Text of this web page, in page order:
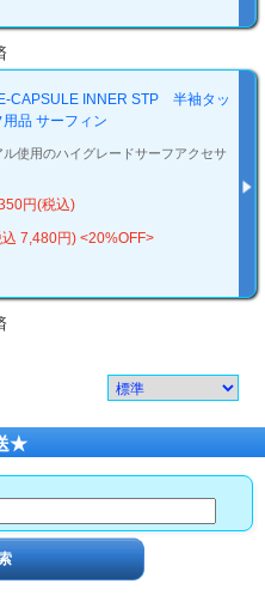
CAPSULE INNER STP 半袖タッ
品 サーフィン
使用のハイグレードサーフアクセサ
円(税込)
7,480円) <20%OFF>
★